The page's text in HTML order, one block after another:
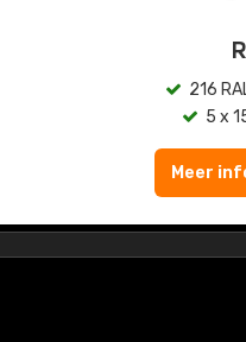
216 RAL
5 x 15 cm,
Meer info /